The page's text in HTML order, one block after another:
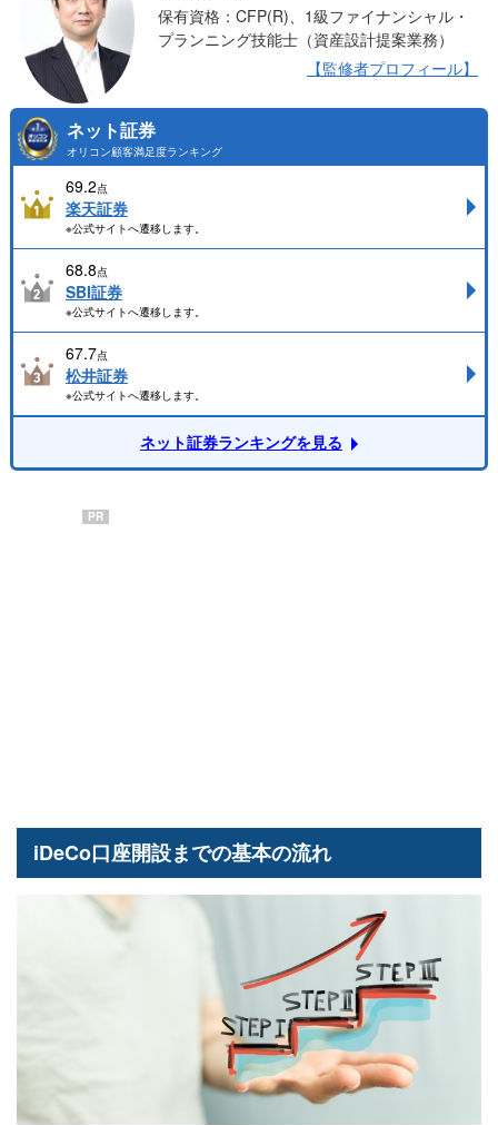
保有資格：CFP(R)、1級ファイナンシャル・
プランニング技能士（資産設計提案業務）
【監修者プロフィール】
ネット証券
オリコン顧客満足度ランキング
69.2点
楽天証券
※公式サイトへ遷移します。
68.8点
SBI証券
※公式サイトへ遷移します。
67.7点
松井証券
※公式サイトへ遷移します。
ネット証券ランキングを見る
PR
iDeCo口座開設までの基本の流れ